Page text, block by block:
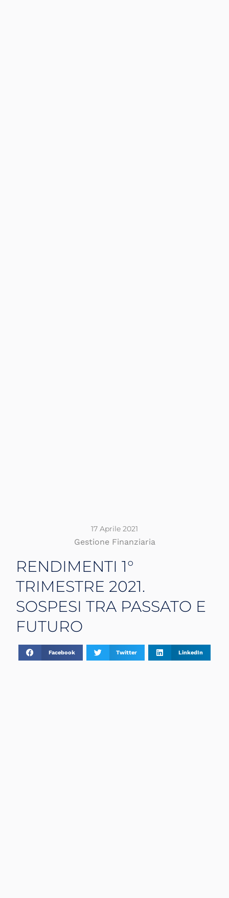
17 Aprile 2021
Gestione Finanziaria
RENDIMENTI 1°
TRIMESTRE 2021.
SOSPESI TRA PASSATO E
FUTURO
Facebook Twitter LinkedIn